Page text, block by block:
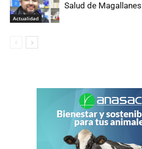
Actualidad
Salud de